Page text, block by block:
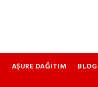
AŞURE DAĞITIM BLOG